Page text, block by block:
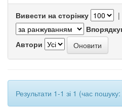
Вивести на сторінку |
Автори
Результати 1-1 зі 1 (час